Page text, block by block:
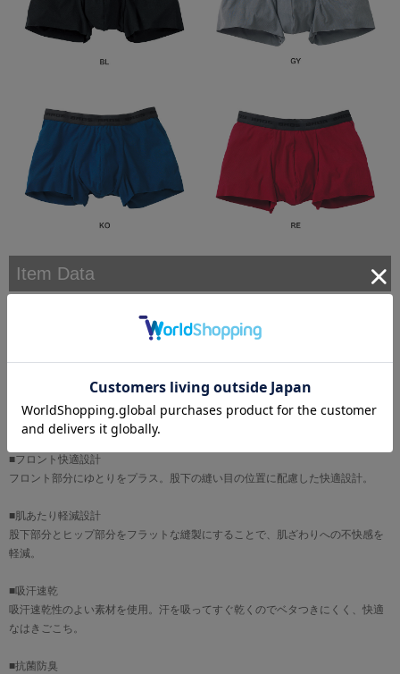
Item Data
やさしい肌あたりの綿混素材で、快適なはきごこち。
オーガニックコットンは、綿花栽培時において化学肥料等による土壌汚染を低
減し、生産者の健康被害を低減するなど、地球環境に配慮した綿を使用してい
■フロント快適設計
フロント部分にゆとりをプラス。股下の縫い目の位置に配慮した快適設計。
■肌あたり軽減設計
股下部分とヒップ部分をフラットな縫製にすることで、肌ざわりへの不快感を
軽減。
■吸汗速乾
吸汗速乾性のよい素材を使用。汗を吸ってすぐ乾くのでベタつきにくく、快適
なはきごこち。
■抗菌防臭